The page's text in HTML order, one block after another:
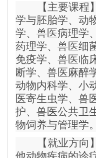
【主要课
学与胚胎学、动
学、兽医病理学
药理学、兽医细
免疫学、兽医临
断学、兽医麻醉
动物内科学、小
医寄生虫学、兽
护、兽医公共卫
物饲养与管理学。
【就业方